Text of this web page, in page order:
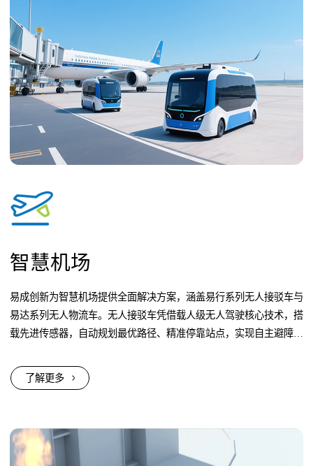
智慧机场
易成创新为智慧机场提供全面解决方案，涵盖易行系列无人接驳车与
易达系列无人物流车。无人接驳车凭借载人级无人驾驶核心技术，搭
载先进传感器，自动规划最优路径、精准停靠站点，实现自主避障，
了解更多